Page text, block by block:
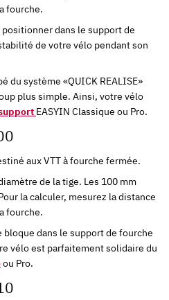
fourche.
positionner dans le support de
de votre vélo pendant son
du système «QUICK REALISE»
plus simple. Ainsi, votre vélo
EASYIN Classique ou Pro.
aux VTT à fourche fermée.
de la tige. Les 100 mm
la calculer, mesurez la distance
fourche.
dans le support de fourche
vélo est parfaitement solidaire du
ou Pro.